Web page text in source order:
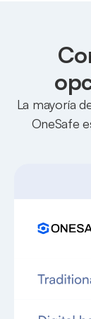
La mayoría
OneSafe